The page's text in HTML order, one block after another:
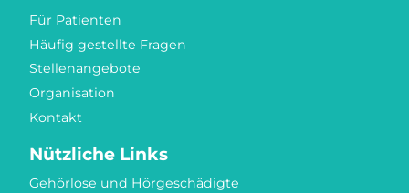
Für Patienten
Häufig gestellte Fragen
Stellenangebote
Organisation
Kontakt
Nützliche Links
Gehörlose und Hörgeschädigte